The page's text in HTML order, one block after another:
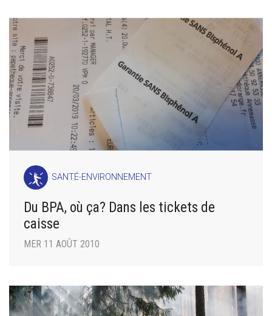
SANTÉ-ENVIRONNEMENT
Du BPA, où ça? Dans les tickets de
caisse
MER 11 AOÛT 2010